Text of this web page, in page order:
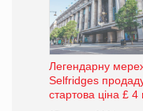
Легендарну
Selfridges
стартова ціна £